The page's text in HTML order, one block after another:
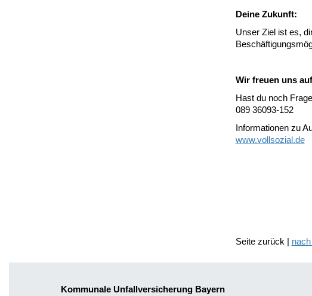
Deine Zukunft:
Unser Ziel ist es,
Wir freuen uns
Hast du noch
089 36093-152
Informationen zu
www.vollsozial.de
Seite zurück |
Kommunale Unfallversicherung Bayern